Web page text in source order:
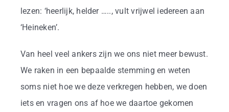
lezen: ‘heerlijk, helder ….., vult vrijwel iedereen aan
‘Heineken’.
Van heel veel ankers zijn we ons niet meer bewust.
We raken in een bepaalde stemming en weten
soms niet hoe we deze verkregen hebben, we doen
iets en vragen ons af hoe we daartoe gekomen